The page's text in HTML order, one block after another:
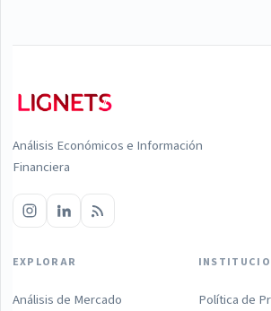
Análisis Económicos e Información
Financiera
EXPLORAR
Análisis de Mercado
Política de